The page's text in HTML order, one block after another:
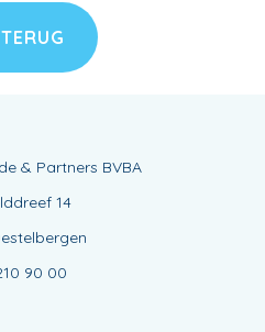
TERUG
& Partners BVBA
14
90 00